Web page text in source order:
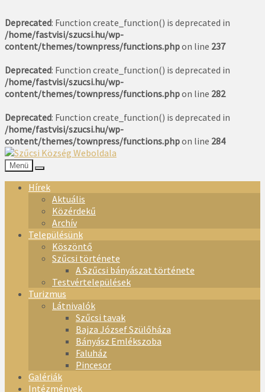
Deprecated: Function create_function() is deprecated in
/home/fastvisi/szucsi.hu/wp-
content/themes/townpress/functions.phpon line 237
Deprecated: Function create_function() is deprecated in
/home/fastvisi/szucsi.hu/wp-
content/themes/townpress/functions.phpon line 282
Deprecated: Function create_function() is deprecated in
/home/fastvisi/szucsi.hu/wp-
content/themes/townpress/functions.phpon line 284
Menü
Hírek
Aktuális
Közérdekű
Archív
Településünk
Köszöntő
Szűcsi története
A Szűcsi bányászat története
Testvértelepülések
Turizmus
Látnivalók
Szűcsi tavak
Bajza József Szülőháza
Bányász Emlékszoba
Faluház
Pincesor
Galériák
Intézmények